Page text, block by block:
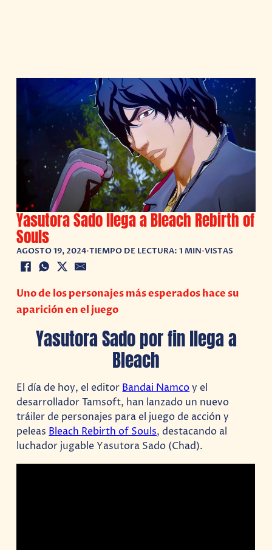
Yasutora Sado llega a Bleach Rebirth of
Souls
AGOSTO 19, 2024•TIEMPO DE LECTURA: 1 MIN•VISTAS
Uno de los personajes más esperados hace su
aparición en el juego
Yasutora Sado por fin llega a
Bleach
El día de hoy, el editorBandai Namcoy el
desarrollador Tamsoft, han lanzado un nuevo
tráiler de personajes para el juego de acción y
peleasBleach Rebirth of Souls, destacando al
luchador jugable Yasutora Sado (Chad).